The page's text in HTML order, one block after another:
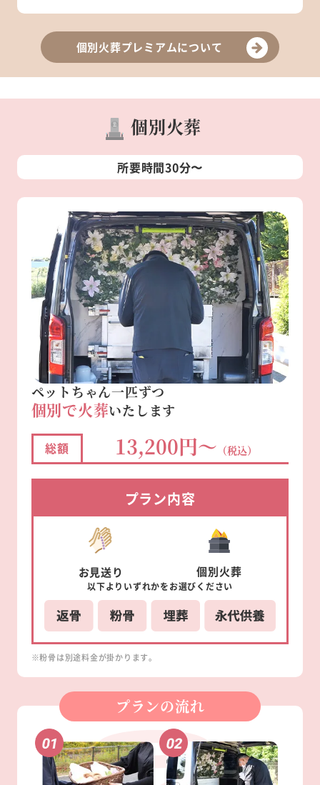
個別火葬プレミアムについて
個別火葬
所要時間30分〜
ペットちゃん一匹ずつ
個別で火葬いたします
総額 13,200円～ （税込）
プラン内容
お見送り 個別火葬
以下より いずれかをお選びください
※粉骨は別途料金が掛かります。
プランの流れ